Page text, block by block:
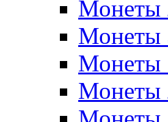
Монеты
Монеты
Монеты
Монеты